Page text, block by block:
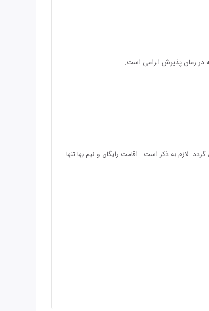
در زمان پذیرش الزامی است.
باشد و هزینه ی اقامت کودک بالای 5 سال به طور کامل محاسبه می گردد. لازم به ذکر است : اقامت رایگان و نیم بها تنها